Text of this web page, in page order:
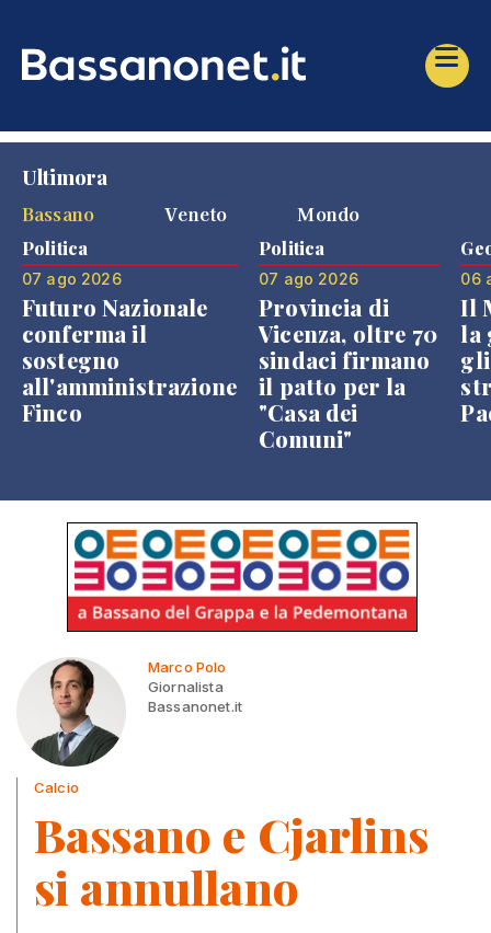
Ultimora
Bassano
Veneto Mondo
Politica
07 ago 2026
Futuro Nazionale
conferma il
sostegno
all'amministrazione
Finco
Politica
07 ago 2026
Provincia di
Vicenza, oltre 70
sindaci firmano
il patto per la
"Casa dei
Comuni"
06
Il
la
Marco Polo
Giornalista
Bassanonet.it
Calcio
Bassano e Cjarlins
si annullano